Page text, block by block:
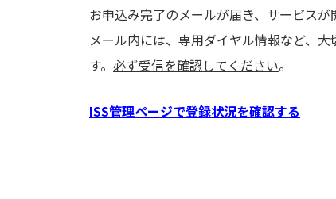
お申込み完了のメールが届き、サービスが
メール内には、専用ダイヤル情報など、
す。 必ず受信を確認してください。
ISS管理ページで登録状況を確認する